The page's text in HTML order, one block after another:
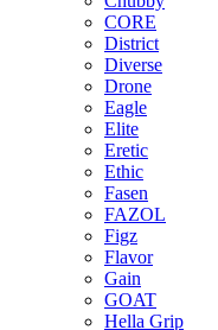
CORE
District
Diverse
Drone
Eagle
Elite
Eretic
Ethic
Fasen
FAZOL
Figz
Flavor
Gain
GOAT
Hella Grip